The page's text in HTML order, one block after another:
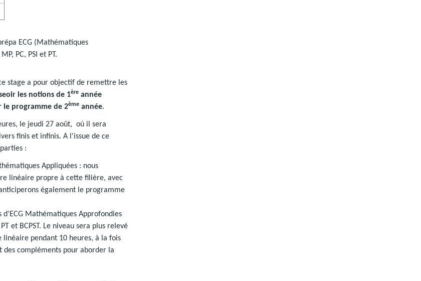
ECG (Mathématiques
PC, PSI et PT.
stage a pour objectif de remettre les
les notions de 1ère année
le programme de 2ème année.
le jeudi 27 août, où il sera
finis et infinis. A l'issue de ce
:
Appliquées : nous
linéaire propre à cette filière, avec
également le programme
Mathématiques Approfondies
et BCPST. Le niveau sera plus relevé
pendant 10 heures, à la fois
des compléments pour aborder la